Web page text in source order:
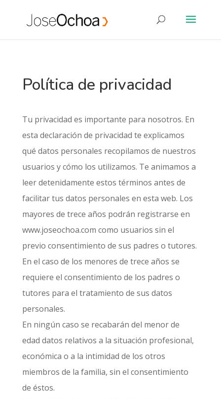
Política de privacidad
Tu privacidad es importante para nosotros. En
esta declaración de privacidad te explicamos
qué datos personales recopilamos de nuestros
usuarios y cómo los utilizamos. Te animamos a
leer detenidamente estos términos antes de
facilitar tus datos personales en esta web. Los
mayores de trece años podrán registrarse en
www.joseochoa.com como usuarios sin el
previo consentimiento de sus padres o tutores.
En el caso de los menores de trece años se
requiere el consentimiento de los padres o
tutores para el tratamiento de sus datos
personales.
En ningún caso se recabarán del menor de
edad datos relativos a la situación profesional,
económica o a la intimidad de los otros
miembros de la familia, sin el consentimiento
de éstos.